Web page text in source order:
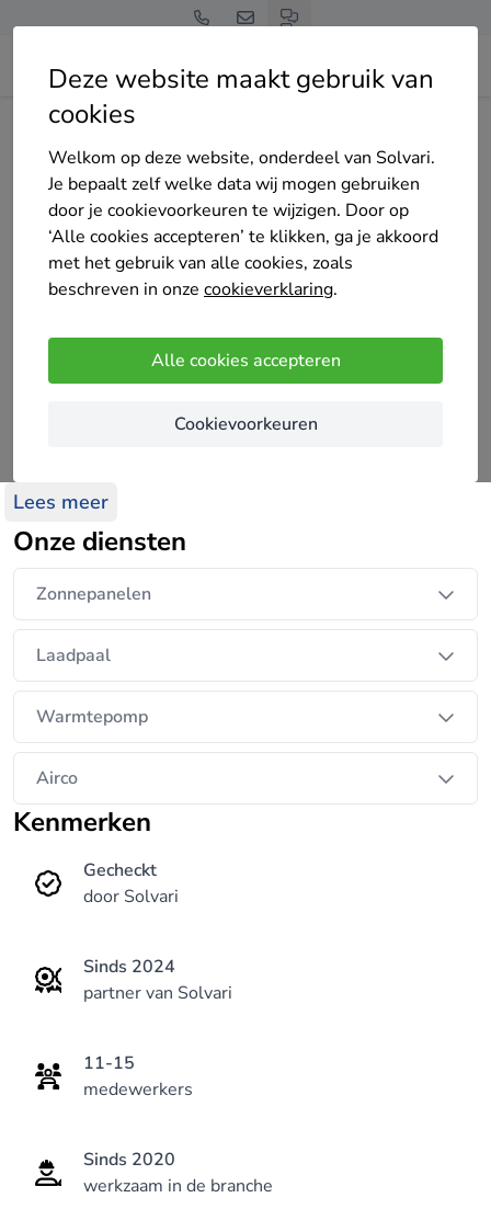
Deze website maakt gebruik van
cookies
Welkom op deze website, onderdeel van Solvari.
Je bepaalt zelf welke data wij mogen gebruiken
door je cookievoorkeuren te wijzigen. Door op
‘Alle cookies accepteren’ te klikken, ga je akkoord
met het gebruik van alle cookies, zoals
beschreven in onze cookieverklaring.
Alle cookies accepteren
Cookievoorkeuren
Home Bedrijven overzicht
Collabo Green Energy
Bergschenhoek
energieoplossingen. Wij bieden zonnepanelen,
persoonlijke service en kwaliteit. Onze missie is om
de overstap naar groene energie te vereenvoudigen
en elk dak te transformeren in een energiefabriek,
terwijl we streven naar een groenere toekomst.
Lees meer
Onze diensten
Zonnepanelen
Laadpaal
Warmtepomp
Airco
Kenmerken
Gecheckt
door Solvari
Sinds 2024
partner van Solvari
11-15
medewerkers
Sinds 2020
werkzaam in de branche